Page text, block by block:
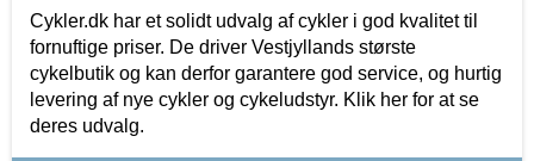
Cykler.dk har et solidt udvalg af cykler i god kvalitet til
fornuftige priser. De driver Vestjyllands største
cykelbutik og kan derfor garantere god service, og hurtig
levering af nye cykler og cykeludstyr. Klik her for at se
deres udvalg.